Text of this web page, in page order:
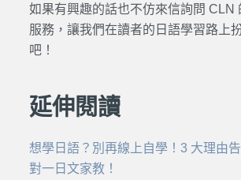
如果有興趣的話也不仿來信詢問 CLN
服務，讓我們在讀者的 日語學習路上
吧！
延伸閱讀
想學日語？別再線上自學！3 大理由
對一日文家教！